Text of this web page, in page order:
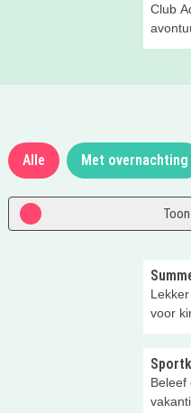
Club
Alle Met overnachting
voor
Beleef